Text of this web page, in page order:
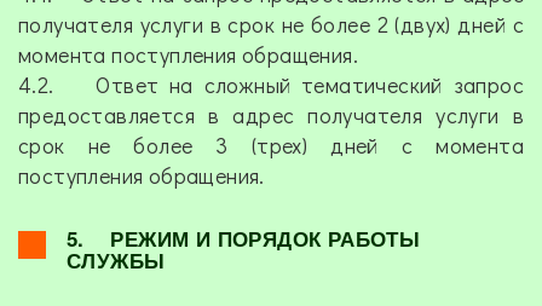
получателя услуги в срок не более 2 (двух) дней с
момента поступления обращения.
4.2. Ответ на сложный тематический запрос
предоставляется в адрес получателя услуги в
срок не более 3 (трех) дней с момента
поступления обращения.
5. РЕЖИМ И ПОРЯДОК РАБОТЫ
СЛУЖБЫ